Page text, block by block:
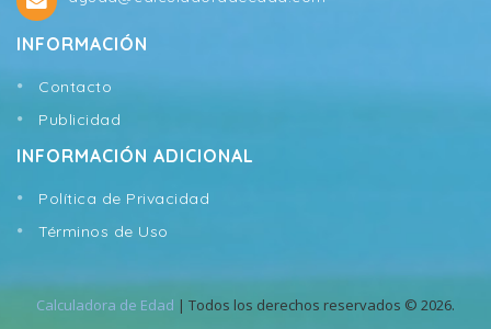
INFORMACIÓN
Contacto
Publicidad
INFORMACIÓN ADICIONAL
Política de Privacidad
Términos de Uso
Calculadora de Edad | Todos los derechos reservados © 2026.